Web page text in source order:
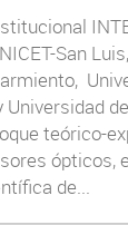
San
Universidad
teórico-
ópticos,
de...